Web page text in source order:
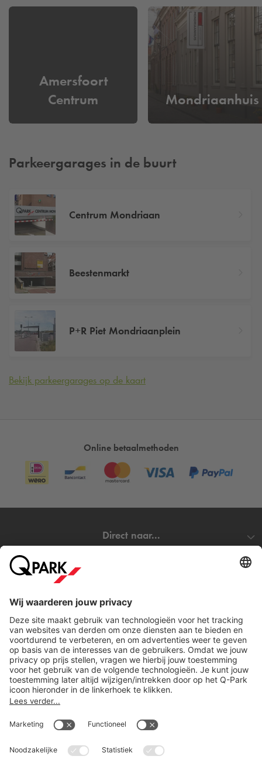
Amersfoort
Centrum
Mondriaanhuis
Parkeergarages in de buurt
Centrum Mondriaan
Beestenmarkt
P+R Piet Mondriaanplein
Bekijk parkeergarages op de kaart
Online betaalmethoden
Direct naar...
Copyright
Privacy statement